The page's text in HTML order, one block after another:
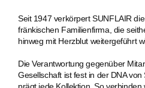
Seit 1947 verkörpert SUNFLAIR
fränkischen Familien­firma, die
hinweg mit Herzblut weitergeführt
Die Verantwortung gegenüber
Gesellschaft ist fest in der DNA